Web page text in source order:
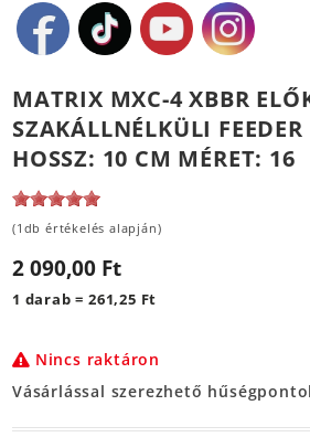
MATRIX MXC-4 XBBR
SZAKÁLLNÉLKÜLI
HOSSZ: 10 CM MÉRET: 16
(1db értékelés alapján)
2 090,00 Ft
1 darab = 261,25 Ft
Nincs raktáron
Vásárlással szerezhető